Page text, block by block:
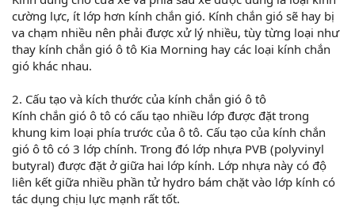
cường lực, ít lớp hơn kính chắn gió. Kính chắn gió sẽ hay bị
va chạm nhiều nên phải được xử lý nhiều, tùy từng loại như
thay kính chắn gió ô tô Kia Morning hay các loại kính chắn
gió khác nhau.
2. Cấu tạo và kích thước của kính chắn gió ô tô
Kính chắn gió ô tô có cấu tạo nhiều lớp được đặt trong
khung kim loại phía trước của ô tô. Cấu tạo của kính chắn
gió ô tô có 3 lớp chính. Trong đó lớp nhựa PVB (polyvinyl
butyral) được đặt ở giữa hai lớp kính. Lớp nhựa này có độ
liên kết giữa nhiều phần tử hydro bám chặt vào lớp kính có
tác dụng chịu lực mạnh rất tốt.